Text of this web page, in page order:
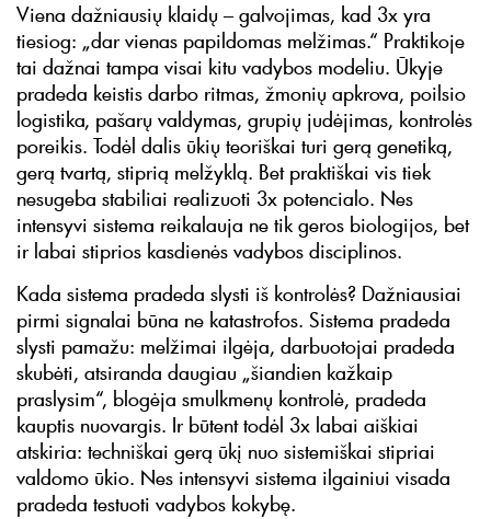
Viena dažniausių klaidų – galvojimas, kad 3x yra
tiesiog: „dar vienas papildomas melžimas.“ Praktikoje
tai dažnai tampa visai kitu vadybos modeliu. Ūkyje
pradeda keistis darbo ritmas, žmonių apkrova, poilsio
logistika, pašarų valdymas, grupių judėjimas, kontrolės
poreikis. Todėl dalis ūkių teoriškai turi gerą genetiką,
gerą tvartą, stiprią melžyklą. Bet praktiškai vis tiek
nesugeba stabiliai realizuoti 3x potencialo. Nes
intensyvi sistema reikalauja ne tik geros biologijos, bet
ir labai stiprios kasdienės vadybos disciplinos.
Kada sistema pradeda slysti iš kontrolės? Dažniausiai
pirmi signalai būna ne katastrofos. Sistema pradeda
slysti pamažu: melžimai ilgėja, darbuotojai pradeda
skubėti, atsiranda daugiau „šiandien kažkaip
praslysim“, blogėja smulkmenų kontrolė, pradeda
kauptis nuovargis. Ir būtent todėl 3x labai aiškiai
atskiria: techniškai gerą ūkį nuo sistemiškai stipriai
valdomo ūkio. Nes intensyvi sistema ilgainiui visada
pradeda testuoti vadybos kokybę.